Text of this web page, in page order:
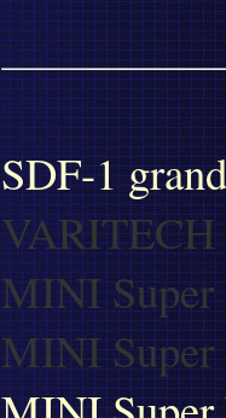
SDF-1
VARITECH
MINI Super
MINI